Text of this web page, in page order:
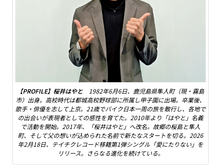
【PROFILE】桜井はやと 1982年6月6日、鹿児島県隼人町（現・霧島
市）出身。高校時代は都城高校野球部に所属し甲子園に出場。卒業後、
歌手・俳優を志して上京。21歳でバイク日本一周の旅を敢行し、各地で
の出会いが表現者としての感性を育てた。2010年より「はやと」名義
で活動を開始。2017年、「桜井はやと」へ改名。故郷の桜島と隼人
町、そして父の想いが込められた名前で新たなスタートを切る。2026
年2月18日、テイチクレコード移籍第1弾シングル「愛にたりない」を
リリース。さらなる進化を続けている。